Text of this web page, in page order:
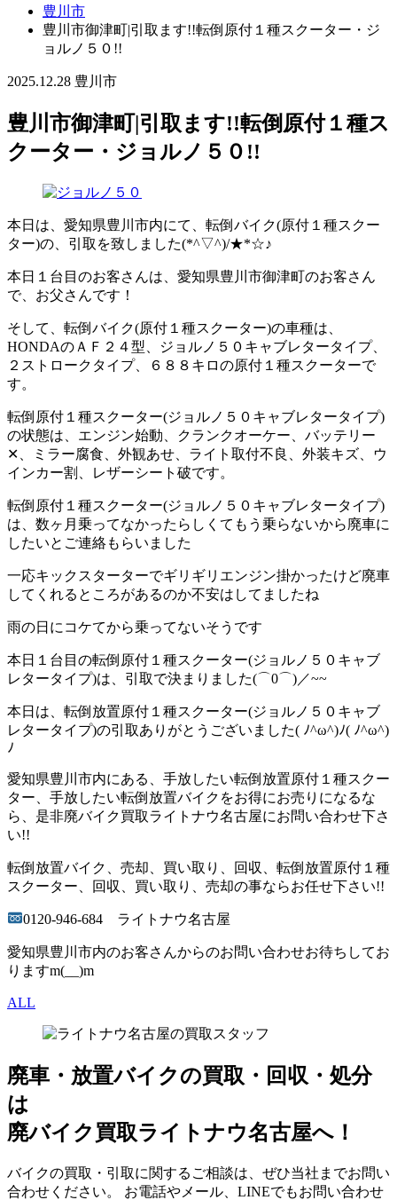
豊川市
豊川市御津町|引取ます!!転倒原付１種スクーター・ジ
ョルノ５０!!
2025.12.28 豊川市
豊川市御津町|引取ます!!転倒原付１種ス
クーター・ジョルノ５０!!
本日は、愛知県豊川市内にて、転倒バイク(原付１種スクー
ター)の、引取を致しました(*^▽^)/★*☆♪
本日１台目のお客さんは、愛知県豊川市御津町のお客さん
で、お父さんです！
そして、転倒バイク(原付１種スクーター)の車種は、
HONDAのＡＦ２４型、ジョルノ５０キャブレタータイプ、
２ストロークタイプ、６８８キロの原付１種スクーターで
す。
転倒原付１種スクーター(ジョルノ５０キャブレタータイプ)
の状態は、エンジン始動、クランクオーケー、バッテリー
✕、ミラー腐食、外観あせ、ライト取付不良、外装キズ、ウ
インカー割、レザーシート破です。
転倒原付１種スクーター(ジョルノ５０キャブレタータイプ)
は、数ヶ月乗ってなかったらしくてもう乗らないから廃車に
したいとご連絡もらいました
一応キックスターターでギリギリエンジン掛かったけど廃車
してくれるところがあるのか不安はしてましたね
雨の日にコケてから乗ってないそうです
本日１台目の転倒原付１種スクーター(ジョルノ５０キャブ
レタータイプ)は、引取で決まりました(⌒0⌒)／~~
本日は、転倒放置原付１種スクーター(ジョルノ５０キャブ
レタータイプ)の引取ありがとうございました( ﾉ^ω^)ﾉ( ﾉ^ω^)
ﾉ
愛知県豊川市内にある、手放したい転倒放置原付１種スクー
ター、手放したい転倒放置バイクをお得にお売りになるな
ら、是非廃バイク買取ライトナウ名古屋にお問い合わせ下さ
い!!
転倒放置バイク、売却、買い取り、回収、転倒放置原付１種
スクーター、回収、買い取り、売却の事ならお任せ下さい!!
0120-946-684 ライトナウ名古屋
愛知県豊川市内のお客さんからのお問い合わせお待ちしてお
りますm(__)m
ALL
廃車・放置バイクの買取・回収・処分
は
廃バイク買取ライトナウ名古屋へ！
バイクの買取・引取に関するご相談は、ぜひ当社までお問い
合わせください。 お電話やメール、LINEでもお問い合わせ